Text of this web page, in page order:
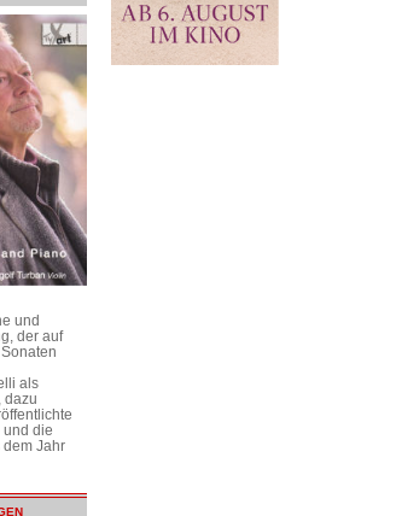
und
der auf
als
dazu
und die
dem Jahr